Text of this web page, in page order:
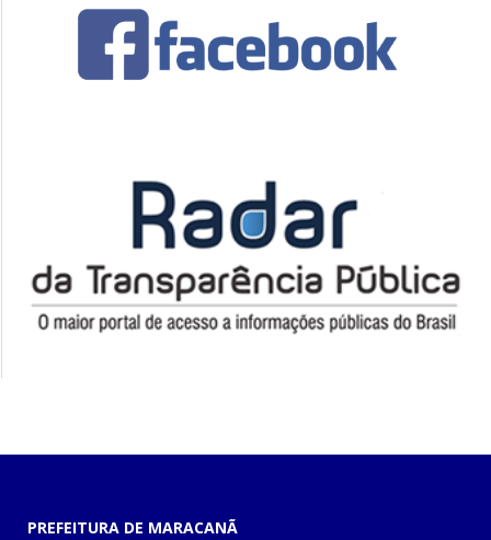
PREFEITURA DE MARACANÃ